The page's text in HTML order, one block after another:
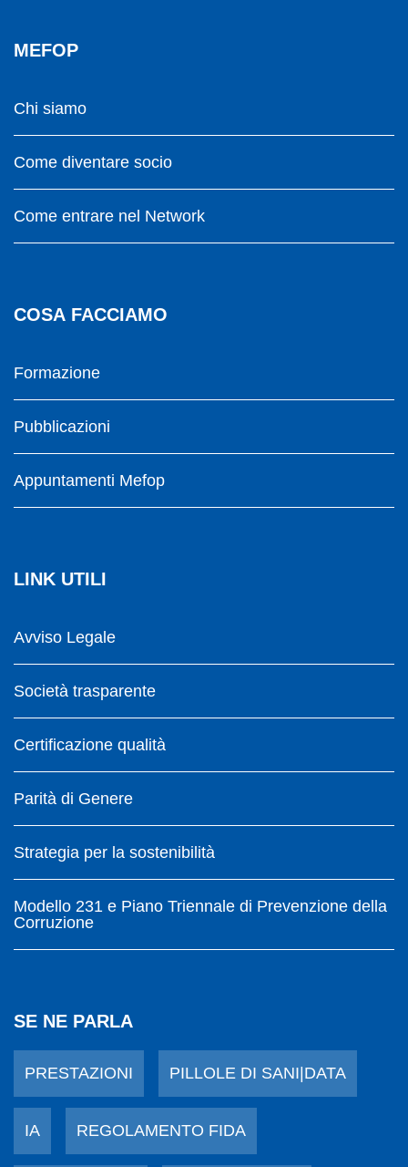
MEFOP
Chi siamo
Come diventare socio
Come entrare nel Network
COSA FACCIAMO
Formazione
Pubblicazioni
Appuntamenti Mefop
LINK UTILI
Avviso Legale
Società trasparente
Certificazione qualità
Parità di Genere
Strategia per la sostenibilità
Modello 231 e Piano Triennale di Prevenzione della
Corruzione
SE NE PARLA
PRESTAZIONI PILLOLE DI SANI|DATA
IA REGOLAMENTO FIDA